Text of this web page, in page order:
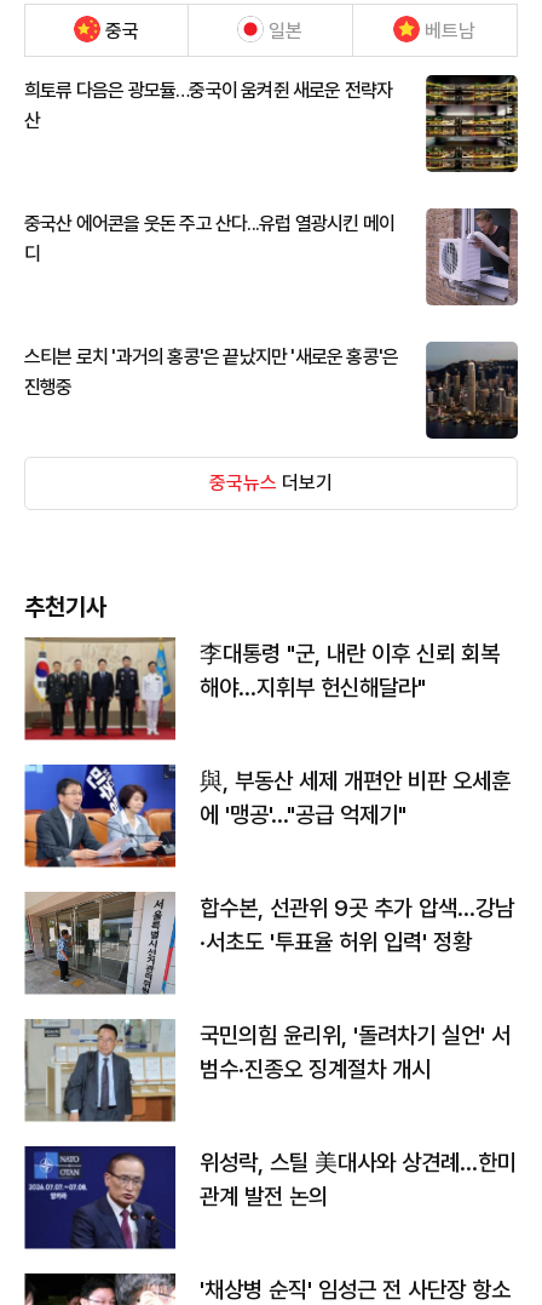
중국 일본 베트남
희토류 다음은 광모듈…중국이 움켜쥔 새로운 전략자
산
중국산 에어콘을 웃돈 주고 산다...유럽 열광시킨 메이
디
스티븐 로치 '과거의 홍콩'은 끝났지만 '새로운 홍콩'은
진행중
중국뉴스 더보기
추천기사
李대통령 "군, 내란 이후 신뢰 회복
해야…지휘부 헌신해달라"
與, 부동산 세제 개편안 비판 오세훈
에 '맹공'…"공급 억제기"
합수본, 선관위 9곳 추가 압색…강남
·서초도 '투표율 허위 입력' 정황
국민의힘 윤리위, '돌려차기 실언' 서
범수·진종오 징계절차 개시
위성락, 스틸 美대사와 상견례…한미
관계 발전 논의
'채상병 순직' 임성근 전 사단장 항소